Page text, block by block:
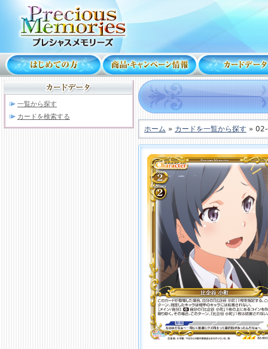
一覧から探す
カードを検索する
ホーム » カードを一覧から探す »